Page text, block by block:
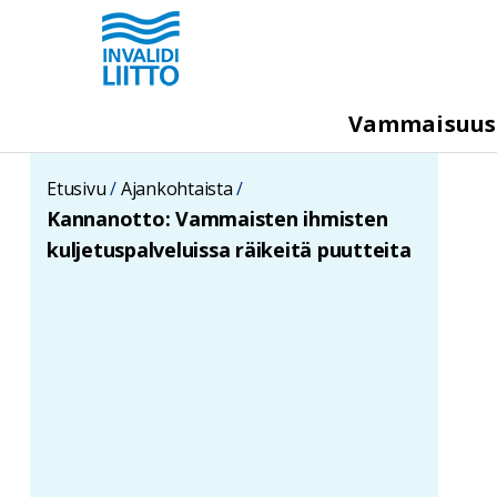
pääsisältöön
e
g
a
m
Vammaisuus
Etusivu Ajankohtaista
Kannanotto: Vammaisten ihmisten
kuljetuspalveluissa räikeitä puutteita